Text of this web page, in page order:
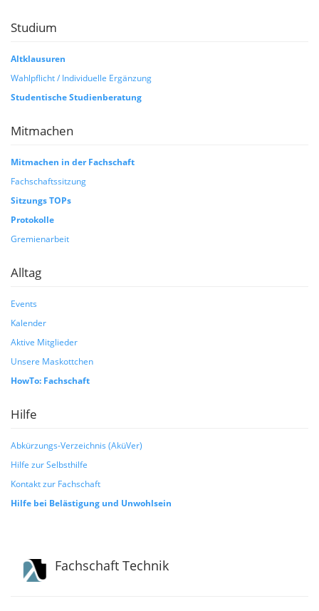
Studium
Altklausuren
Wahlpflicht / Individuelle Ergänzung
Studentische Studienberatung
Mitmachen
Mitmachen in der Fachschaft
Fachschaftssitzung
Sitzungs TOPs
Protokolle
Gremienarbeit
Alltag
Events
Kalender
Aktive Mitglieder
Unsere Maskottchen
HowTo: Fachschaft
Hilfe
Abkürzungs-Verzeichnis (AküVer)
Hilfe zur Selbsthilfe
Kontakt zur Fachschaft
Hilfe bei Belästigung und Unwohlsein
Fachschaft Technik